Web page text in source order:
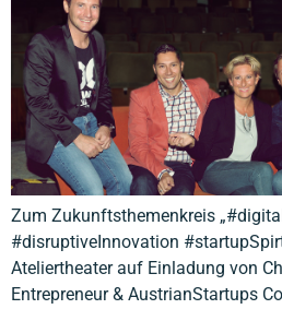
Zum Zukunftsthemenkreis
#disruptiveInnovation
Ateliertheater auf Einladung von
Entrepreneur & AustrianStartups